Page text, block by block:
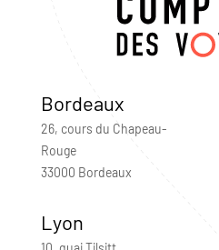
Bordeaux
26, cours du Chapeau-
Rouge
33000 Bordeaux
Lyon